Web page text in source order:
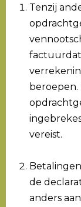
Tenzij
beroepen.
vereist.
de
anders